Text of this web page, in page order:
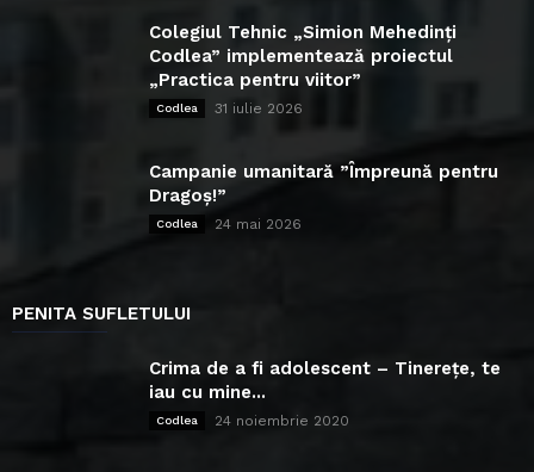
Colegiul Tehnic „Simion Mehedinți
Codlea” implementează proiectul
„Practica pentru viitor”
Codlea 31 iulie 2026
Campanie umanitară ”Împreună pentru
Dragoș!”
Codlea 24 mai 2026
PENITA SUFLETULUI
Crima de a fi adolescent – Tinerețe, te
iau cu mine...
Codlea 24 noiembrie 2020